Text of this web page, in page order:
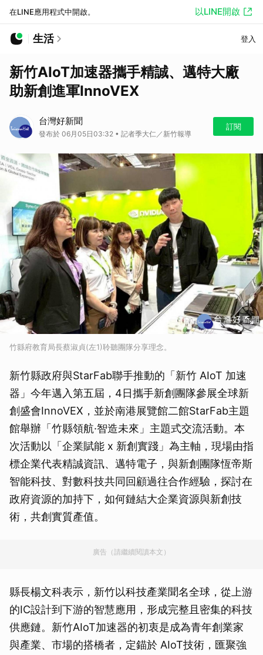
在LINE應用程式中開啟。 以LINE開啟
生活 登入
新竹AIoT加速器攜手精誠、邁特大廠
助新創進軍InnoVEX
台灣好新聞
發布於 06月05日03:32 • 記者季大仁／新竹報導
訂閱
竹縣府教育局長蔡淑貞(左1)聆聽團隊分享理念。
新竹縣政府與StarFab聯手推動的「新竹 AIoT 加速
器」今年邁入第五屆，4日攜手新創團隊參展全球新
創盛會InnoVEX，並於南港展覽館二館StarFab主題
館舉辦「竹縣領航·智造未來」主題式交流活動。本
次活動以「企業賦能 x 新創實踐」為主軸，現場由指
標企業代表精誠資訊、邁特電子，與新創團隊恆帝斯
智能科技、對數科技共同回顧過往合作經驗，探討在
政府資源的加持下，如何鏈結大企業資源與新創技
術，共創實質產值。
廣告（請繼續閱讀本文）
縣長楊文科表示，新竹以科技產業聞名全球，從上游
的IC設計到下游的智慧應用，形成完整且密集的科技
供應鏈。新竹AIoT加速器的初衷是成為青年創業家
與產業、市場的搭橋者，定錨於 AIoT技術，匯聚強